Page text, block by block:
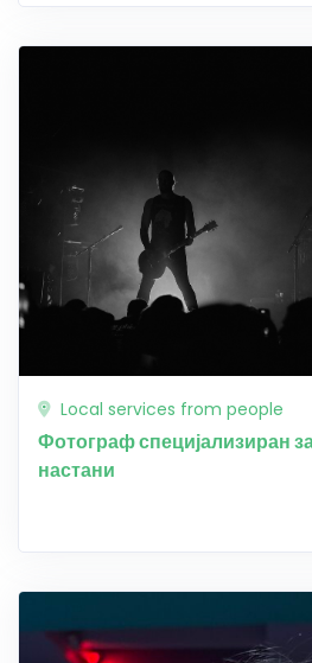
Local services from people
Фотограф специјализиран
настани